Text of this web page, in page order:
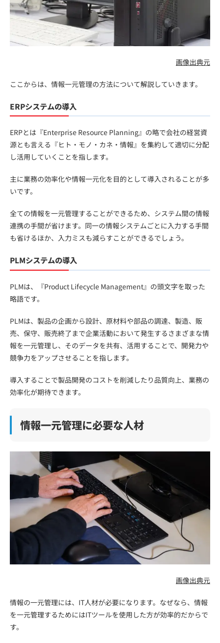
画像出典元
ここからは、情報一元管理の方法について解説していきます。
ERPシステムの導入
ERPとは『Enterprise Resource Planning』の略で会社の経営資
源とも言える『ヒト・モノ・カネ・情報』を集約して適切に分配
し活用していくことを指します。
主に業務の効率化や情報一元化を目的として導入されることが多
いです。
全ての情報を一元管理することができるため、システム間の情報
連携の手間が省けます。同一の情報システムごとに入力する手間
も省けるほか、入力ミスも減らすことができるでしょう。
PLMシステムの導入
PLMは、『Product Lifecycle Management』の頭文字を取った
略語です。
PLMは、製品の企画から設計、原材料や部品の調達、製造、販
売、保守、販売終了まで企業活動において発生するさまざまな情
報を一元管理し、そのデータを共有、活用することで、開発力や
競争力をアップさせることを指します。
導入することで製品開発のコストを削減したり品質向上、業務の
効率化が期待できます。
情報一元管理に必要な人材
画像出典元
情報の一元管理には、IT人材が必要になります。なぜなら、情報
を一元管理するためにはITツールを使用した方が効率的だからで
す。